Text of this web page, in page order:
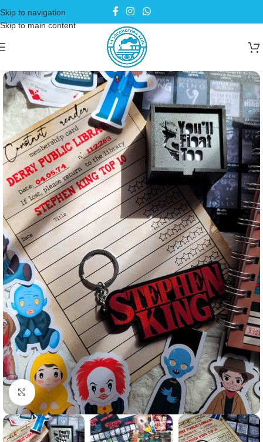
Skip to navigation
Skip to main content
Clic para agrandar